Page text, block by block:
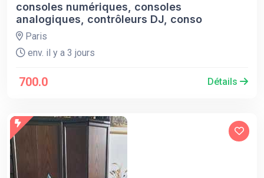
consoles numériques, consoles
analogiques, contrôleurs DJ, conso
Paris
env. il y a 3 jours
700.0 Détails